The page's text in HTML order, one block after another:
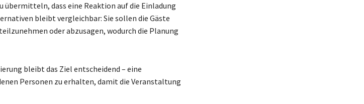
übermitteln, dass eine Reaktion auf die Einladung
bleibt vergleichbar: Sie sollen die Gäste
oder abzusagen, wodurch die Planung
bleibt das Ziel entscheidend – eine
Personen zu erhalten, damit die Veranstaltung